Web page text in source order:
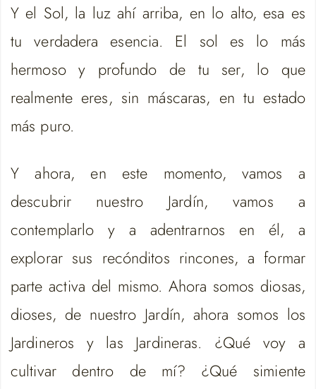
Y el Sol, la luz ahí arriba, en lo alto, esa es
tu verdadera esencia. El sol es lo más
hermoso y profundo de tu ser, lo que
realmente eres, sin máscaras, en tu estado
más puro.
Y ahora, en este momento, vamos a
descubrir nuestro Jardín, vamos a
contemplarlo y a adentrarnos en él, a
explorar sus recónditos rincones, a formar
parte activa del mismo. Ahora somos diosas,
dioses, de nuestro Jardín, ahora somos los
Jardineros y las Jardineras. ¿Qué voy a
cultivar dentro de mí? ¿Qué simiente